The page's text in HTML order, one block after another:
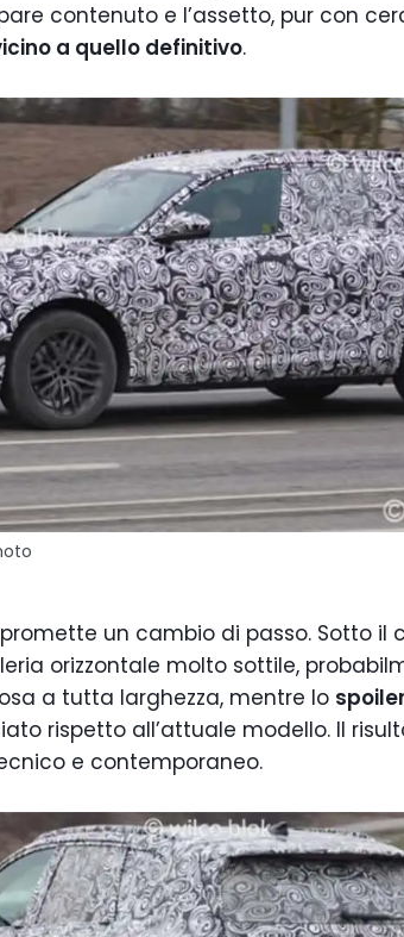
contenuto e l’assetto, pur con
a quello definitivo.
promette un cambio di passo. Sotto il
orizzontale molto sottile,
a tutta larghezza, mentre lo
rispetto all’attuale modello. Il
e contemporaneo.